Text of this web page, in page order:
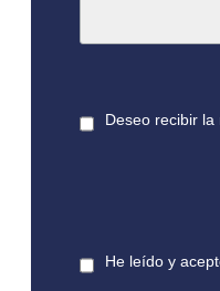
Deseo recibir
He leído y